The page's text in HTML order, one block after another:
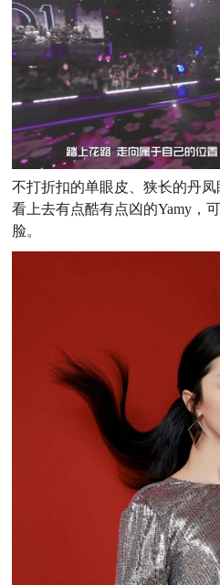
不打折扣的单眼皮、狭长的丹凤
看上去有点酷有点凶的Yamy，
脸。